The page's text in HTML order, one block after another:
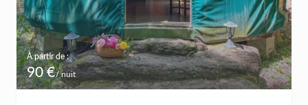
À partir de :
90 €/ nuit